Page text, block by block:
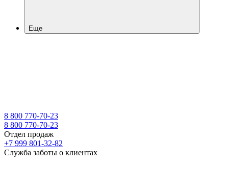
Еще
8 800 770-70-23
8 800 770-70-23
Отдел продаж
+7 999 801-32-82
Служба заботы о клиентах